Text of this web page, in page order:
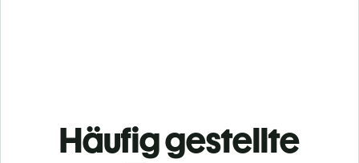
Häufig gestellte